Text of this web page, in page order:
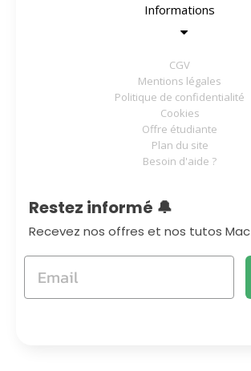
Informations
CGV
Mentions légales
Politique de confidentialité
Cookies
Offre étudiante
Plan du site
Besoin d'aide ?
Restez informé 🔔
Recevez nos offres et nos tutos Mac